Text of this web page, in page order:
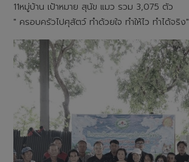
11หมู่บ้าน เป้าหมาย สุนัข แมว รวม 3,075 ตัว
" ครอบครัวไปศุสัตว์ ทำด้วยใจ ทำให้ไว ทำได้จริง"